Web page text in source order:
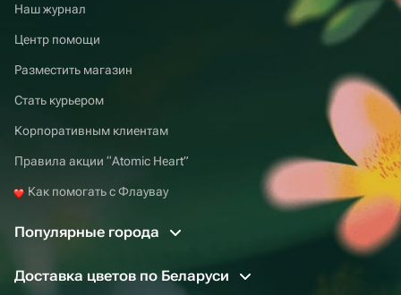
Наш журнал
Центр помощи
Разместить магазин
Стать курьером
Корпоративным клиентам
Правила акции “Atomic Heart”
Как помогать с Флаувау
Популярные города
Доставка цветов по Беларуси